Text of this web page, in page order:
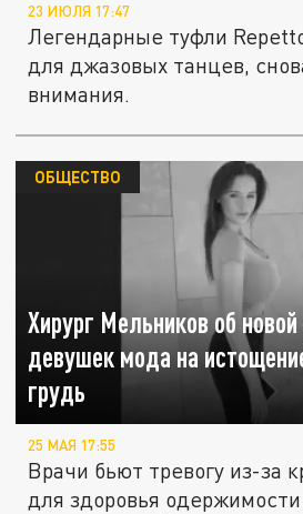
23 ИЮЛЯ 17:47
Легендарные туфли
для джазовых танцев,
внимания.
Хирург Мельников об
девушек мода на
грудь
ОБЩЕСТВО
25 МАЯ 17:55
Врачи бьют тревогу из-за
для здоровья